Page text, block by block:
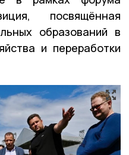
посвящённая
образований в
и переработки